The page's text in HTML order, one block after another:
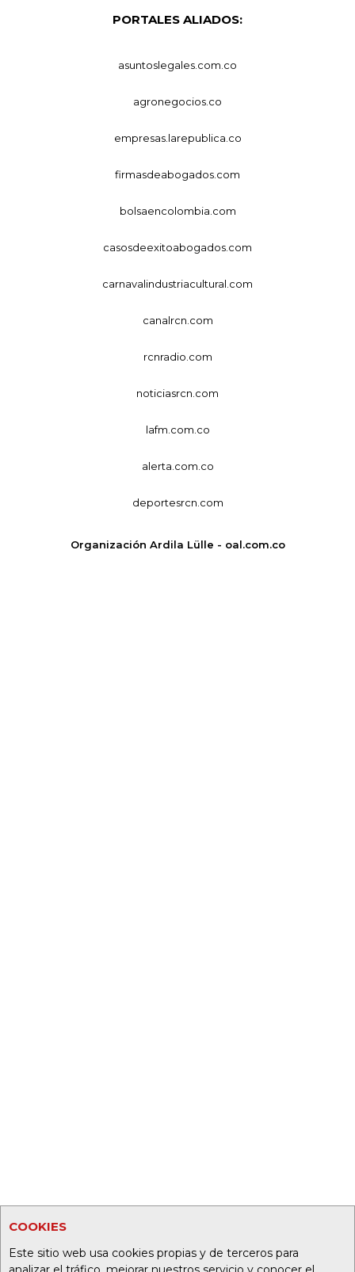
COOKIES
Este sitio web usa cookies propias y de terceros para
PORTALES ALIADOS:
asuntoslegales.com.co
agronegocios.co
empresas.larepublica.co
firmasdeabogados.com
bolsaencolombia.com
casosdeexitoabogados.com
carnavalindustriacultural.com
canalrcn.com
rcnradio.com
noticiasrcn.com
lafm.com.co
alerta.com.co
deportesrcn.com
Organización Ardila Lülle - oal.com.co